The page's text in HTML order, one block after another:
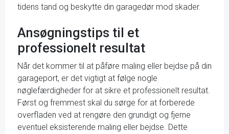
tidens tand og beskytte din garagedør mod skader.
Ansøgningstips til et
professionelt resultat
Når det kommer til at påføre maling eller bejdse på din
garageport, er det vigtigt at følge nogle
nøglefærdigheder for at sikre et professionelt resultat.
Først og fremmest skal du sørge for at forberede
overfladen ved at rengøre den grundigt og fjerne
eventuel eksisterende maling eller bejdse. Dette